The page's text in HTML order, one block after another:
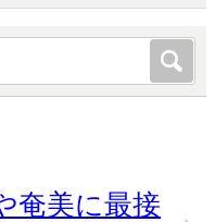
奄美に最接